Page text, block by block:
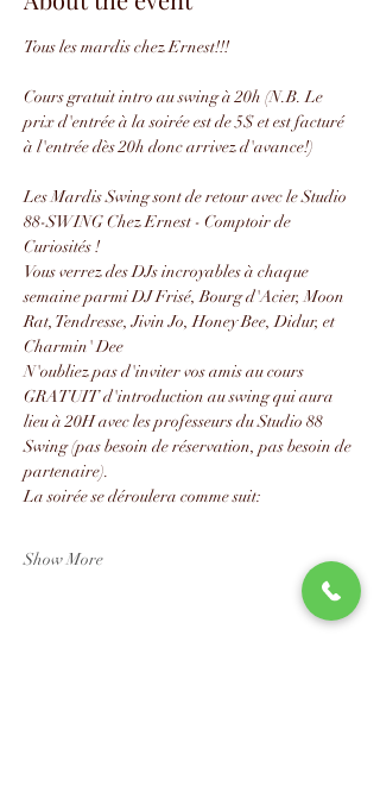
Tous les mardis chez Ernest!!!
Cours gratuit intro au swing à 20h (N.B. Le
prix d'entrée à la soirée est de 5$ et est facturé
à l'entrée dès 20h donc arrivez d'avance!)
Les Mardis Swing sont de retour avec le Studio
88-SWING Chez Ernest - Comptoir de
Curiosités !
Vous verrez des DJs incroyables à chaque
semaine parmi DJ Frisé, Bourg d'Acier, Moon
Rat, Tendresse, Jivin Jo, Honey Bee, Didur, et
Charmin' Dee
N'oubliez pas d'inviter vos amis au cours
GRATUIT d'introduction au swing qui aura
lieu à 20H avec les professeurs du Studio 88
Swing (pas besoin de réservation, pas besoin de
partenaire).
La soirée se déroulera comme suit:
Show More